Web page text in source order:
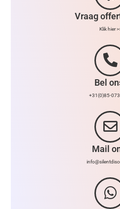
Vraag
Klik hier
Bel
+31(0)85-
Mail